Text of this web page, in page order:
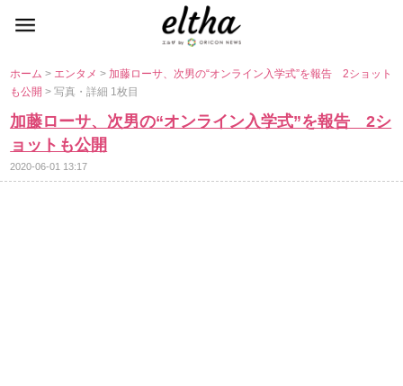
ホーム> エンタメ>加藤ローサ、次男の“オンライン入学式”を報告 2ショット
も公開> 写真・詳細 1枚目
加藤ローサ、次男の“オンライン入学式”を報告 2シ
ョットも公開
2020-06-01 13:17